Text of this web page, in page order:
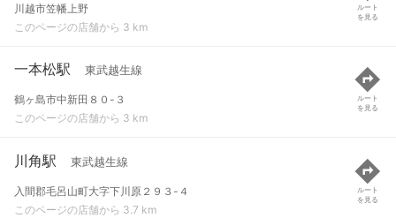
川越市笠幡上野
このページの店舗から 3 km
ルート
を見る
一本松駅 東武越生線
鶴ヶ島市中新田８０-３
このページの店舗から 3 km
ルート
を見る
川角駅 東武越生線
入間郡毛呂山町大字下川原２９３-４
このページの店舗から 3.7 km
ルート
を見る